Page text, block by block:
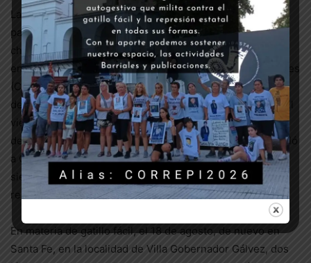
La cuarta muerte de personas privadas de su libertad es
particularmente conmocionante, ya que se trata de un
chico de 17 años, Lucas Agustín Soraire, que se
encontraba alojado en el Centro de Recepción de Menores
(CREU) de Pablo Nogués, donde se denuncia que el 70%
del personal e internos están contagiados de Covid-19. El
viernes 28, Lucas fue encontrado muerto. La familia
descree de la versión oficial de un suicidio, y ya se vinculó
a CORREPI para intervenir en la causa penal. Como
siempre que alguien muere tras las rejas, el estado es
responsable.
En materia de gatillo fácil, el 18 de agosto, de nuevo en
Santa Fe, en la localidad de Villa Gobernador Gálvez, dos